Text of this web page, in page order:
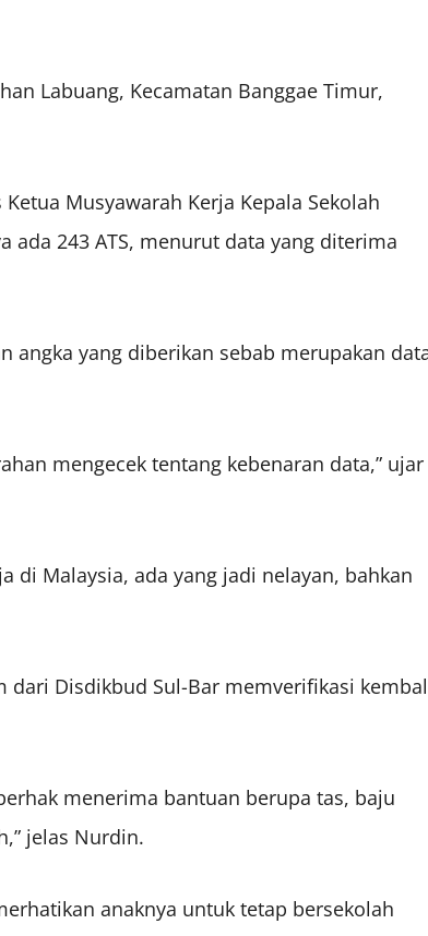
Labuang, Kecamatan Banggae Timur,
Musyawarah Kerja Kepala Sekolah
ada 243 ATS, menurut data yang diterima
angka yang diberikan sebab merupakan
mengecek tentang kebenaran data,” ujar
di Malaysia, ada yang jadi nelayan, bahkan
dari Disdikbud Sul-Bar memverifikasi
menerima bantuan berupa tas, baju
jelas Nurdin.
anaknya untuk tetap bersekolah